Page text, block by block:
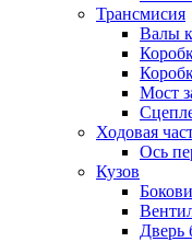
Трансмисия
Валы
Мост
Ходовая
Ось
Кузов
Дверь